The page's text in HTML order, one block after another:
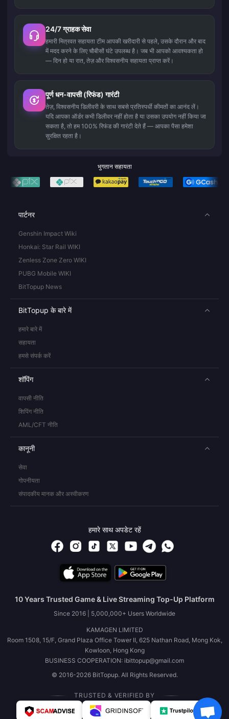
24/7 ग्राहक सेवा
हमारी मित्रवत सहायता टीम आपकी खरीदारी से पहले, उसके दौरान और बाद
में मदद करने के लिए चौबीसों घंटे उपलब्ध है। जब भी आपको आवश्यकता हो
— दिन हो या रात, तेज़ और विश्वसनीय सहायता प्राप्त करें।
पूर्ण धन-वापसी (रिफंड) गारंटी
तेज़, विश्वसनीय डिलीवरी के साथ सबसे प्रतिस्पर्धी कीमतों का आनंद लें।
यदि आपका ऑर्डर कभी डिलीवर नहीं होता है या उसका उपयोग नहीं किया जा
सकता है, तो हम 100% रिफंड की गारंटी देते हैं — आपका पैसा हमेशा
सुरक्षित रहता है।
भुगतान सहायता
पार्टनर
Genshin Impact Wiki
Honkai: Star Rail WIKI
Zenless Zone Zero WIKI
PUBG Mobile WIKI
BitTopup News
BitTopup के बारे में
हमारे बारे में
सहायता
हमसे संपर्क करें
शॉपिंग
वापसी नीति
शिपिंग नीति
AML/CFT नीति
कानूनी
सेवा
गोपनीयता
संपादकीय मानक और अस्वीकरण
हमारे साथ अपडेट रहें
10 Years Trusted Game & Live Streaming Top-Up Platform
Since 2016 | 5,000,000+ Users Worldwide
KAMAGEN LIMITED
Room 1508, 15/F, Grand Plaza Office Tower II, 625 Nathan Road, Mong Kok,
Kowloon, Hong Kong
BUSINESS COOPERATION: ibittopup@gmail.com
© 2016-2026 BitTopup. All Rights Reserved.
TRUSTED & VERIFIED BY